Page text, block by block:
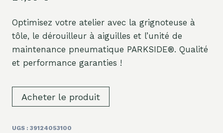
Optimisez votre atelier avec la grignoteuse à
tôle, le dérouilleur à aiguilles et l’unité de
maintenance pneumatique PARKSIDE®. Qualité
et performance garanties !
Acheter le produit
UGS : 39124053100